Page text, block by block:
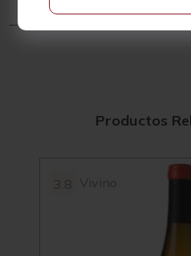
Productos
Vivino